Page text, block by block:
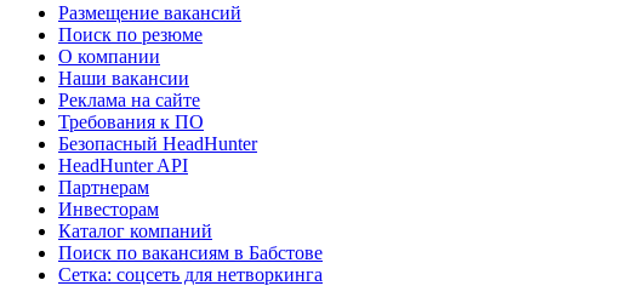
Размещение вакансий
Поиск по резюме
О компании
Наши вакансии
Реклама на сайте
Требования к ПО
Безопасный HeadHunter
HeadHunter API
Партнерам
Инвесторам
Каталог компаний
Поиск по вакансиям в Бабстове
Сетка: соцсеть для нетворкинга